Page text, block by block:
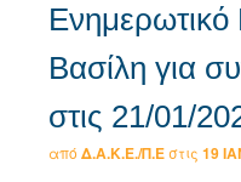
Ενημερωτικό
Βασίλη για
στις 21/01/
από Δ.Α.Κ.Ε./Π.Εστις 19